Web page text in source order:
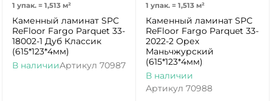
1 упак. = 1,513 м²
Каменный ламинат SPC
ReFloor Fargo Parquet 33-
18002-1 Дуб Классик
(615*123*4мм)
В наличииАртикул 70987
1 упак. = 1,513 м²
Каменный ламинат SPC
ReFloor Fargo Parquet 33-
2022-2 Орех
Маньчжурский
(615*123*4мм)
В наличии
Артикул 70988